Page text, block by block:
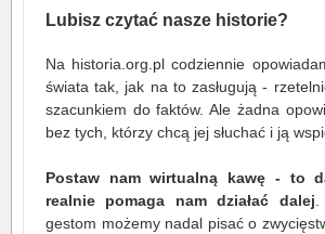
Lubisz czytać nasze historie?
Na historia.org.pl codziennie
świata tak, jak na to zasługują -
szacunkiem do faktów. Ale żadna
bez tych, którzy chcą jej słuchać i ją
Postaw nam wirtualną kawę - to
realnie pomaga nam działać dalej
gestom możemy nadal pisać o